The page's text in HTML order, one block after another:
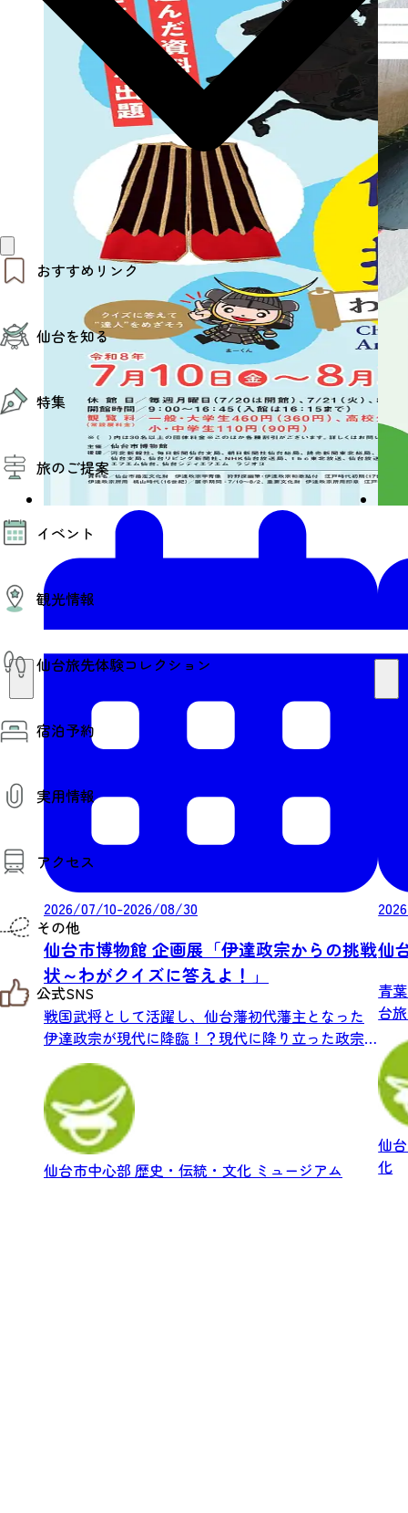
おすすめリンク
仙台夜時間
モデルコース
エリアガイド
お知らせ
お得なチケット
仙台を知る
仙台の魅力
エリアガイド
復興に向けて
仙台観光PR動画ライブラリー
仙台から行く東北周遊旅
伝統的工芸品
特集
夜時間トピックス
旅のご提案
モデルコース
AIおまかせコース
みんなの旅行記
イベント
イベント情報
その他イベント情報（音楽・展示会）
観光情報
温泉
季節のイベント
プロスポーツチーム・プロオーケストラ
仙台の銘品
仙台観光マップ
仙台旅先体験コレクション
仙台旅先体験コレクション
体験プログラム検索（予約）
体験事業者からのお知らせ
体験事業者
宿泊予約
実用情報
観光案内
お役立ち情報
観光アプリ
仙台観光マップ
アクセス
仙台までの経路検索
市内の交通情報
お得なチケット
その他
お知らせ
お問い合わせ
教育旅行
観光マップ
せんだい旅日和とは
サイト利用規約
プライバシーポリシー
サイトマップ
仙臺写真館フォトギャラリー
公式SNS
せんだい旅日和 X
せんだい旅日和 Facebook
仙台旅先体験コレクション Facebook
仙台旅先体験コレクション Instagaram
2026/07/10-2026/08/30
仙台市博物館 企画展「伊達政宗からの挑戦
状～わがクイズに答えよ！」
戦国武将として活躍し、仙台藩初代藩主となった
伊達政宗が現代に降臨！？現代に降り立った政宗
が、博...
仙台市中心部 歴史・伝統・文化 ミュージアム
仙
青
台
城
仙
化